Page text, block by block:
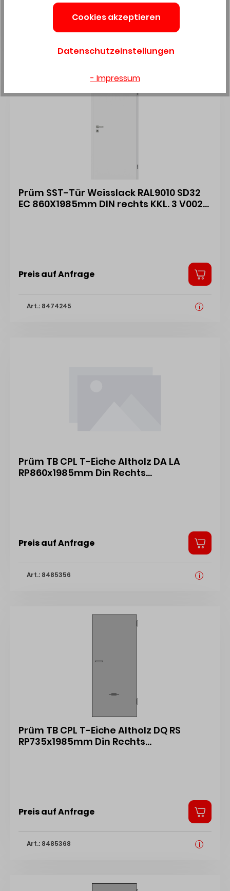
Preis auf Anfrage
Prüm SST-Tür Weisslack RAL9010 SD32
EC 860X1985mm DIN rechts KKL. 3 V0026
Preis auf Anfrage
Art.: 8474245 i
Prüm TB CPL T-Eiche Altholz DA LA
RP860x1985mm Din Rechts
Preis auf Anfrage
Art.: 8485356 i
Prüm TB CPL T-Eiche Altholz DQ RS
RP735x1985mm Din Rechts
Preis auf Anfrage
Art.: 8485368 i
Cookies akzeptieren
Datenschutzeinstellungen
- Impressum